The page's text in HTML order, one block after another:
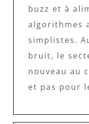
buzz et à
algorithmes
simplistes.
bruit, le
nouveau au
et pas pour